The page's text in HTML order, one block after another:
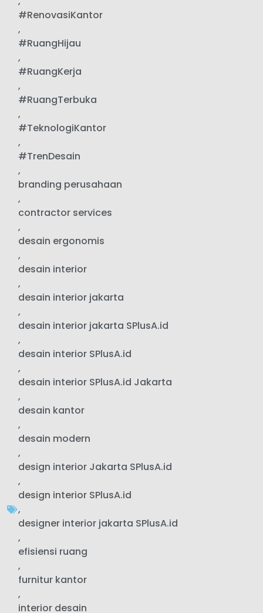
#RenovasiKantor
,
#RuangHijau
,
#RuangKerja
,
#RuangTerbuka
,
#TeknologiKantor
,
#TrenDesain
,
branding perusahaan
,
contractor services
,
desain ergonomis
,
desain interior
,
desain interior jakarta
,
desain interior jakarta SPlusA.id
,
desain interior SPlusA.id
,
desain interior SPlusA.id Jakarta
,
desain kantor
,
desain modern
,
design interior Jakarta SPlusA.id
,
design interior SPlusA.id
,
designer interior jakarta SPlusA.id
,
efisiensi ruang
,
furnitur kantor
,
interior desain